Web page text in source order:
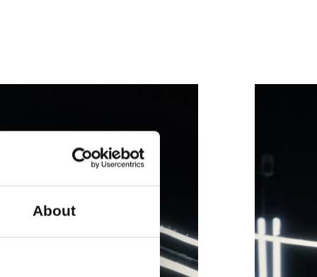
About